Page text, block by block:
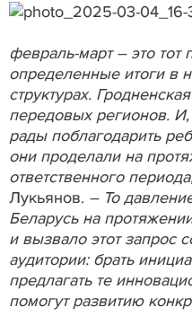
февраль-март – это
определенные итоги в
структурах.
передовых регионов.
рады поблагодарить
они проделали на
ответственного
Лукьянов. – То
Беларусь на
и вызвало этот запрос
аудитории: брать
предлагать те
помогут развитию